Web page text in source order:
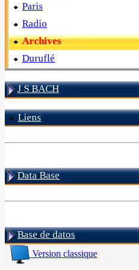
Paris
Radio
Archives
Duruflé
J S BACH
Liens
Data Base
Base de datos
Version classique